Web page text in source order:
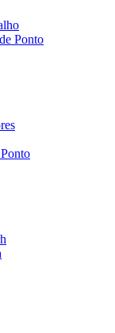
Ponto